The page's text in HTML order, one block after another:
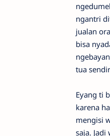
ngantri
jualan
bisa
tua
Eyang ti
karena
mengisi
saja. Jadi